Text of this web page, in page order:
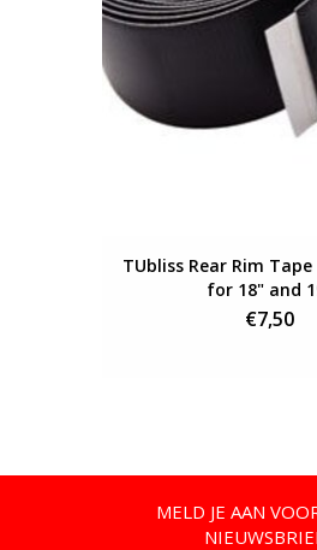
TUbliss Rear Rim
for 18" and
€7,50
MELD JE AAN